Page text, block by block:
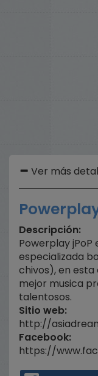
Ver más
Descripción:
Powerplay jPoP
especializada
chivos), en
mejor musica
talentosos.
Sitio web:
http://
Facebook:
https://